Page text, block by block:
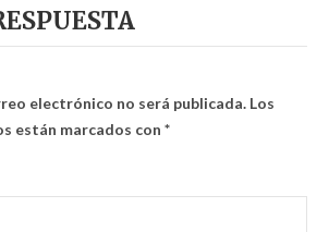
electrónico no será publicada. Los
están marcados con *